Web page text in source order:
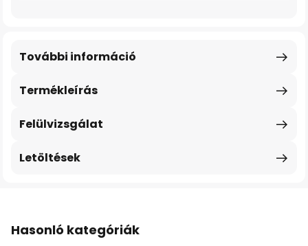
Termékleírás
További információ
Felülvizsgálat
Letöltések
Hasonló kategóriák